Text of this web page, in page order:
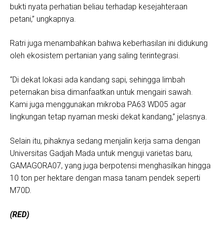
bukti nyata perhatian beliau terhadap kesejahteraan
petani,” ungkapnya.
Ratri juga menambahkan bahwa keberhasilan ini didukung
oleh ekosistem pertanian yang saling terintegrasi.
“Di dekat lokasi ada kandang sapi, sehingga limbah
peternakan bisa dimanfaatkan untuk mengairi sawah.
Kami juga menggunakan mikroba PA63 WD05 agar
lingkungan tetap nyaman meski dekat kandang,” jelasnya.
Selain itu, pihaknya sedang menjalin kerja sama dengan
Universitas Gadjah Mada untuk menguji varietas baru,
GAMAGORA07, yang juga berpotensi menghasilkan hingga
10 ton per hektare dengan masa tanam pendek seperti
M70D.
(RED)